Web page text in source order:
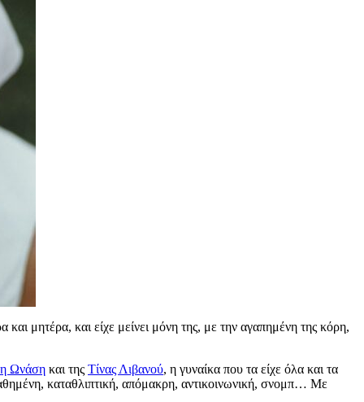
μητέρα, και είχε μείνει μόνη της, με την αγαπημένη της κόρη,
Ωνάση και της Τίνας Λιβανού, η γυναίκα που τα είχε όλα και τα
καταθλιπτική, απόμακρη, αντικοινωνική, σνομπ… Με